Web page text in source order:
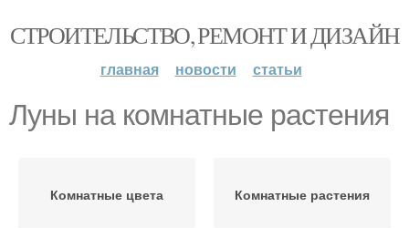
СТРОИТЕЛЬСТВО, РЕМОНТ И ДИЗАЙН
главная новости статьи
Луны на комнатные растения
Комнатные цвета Комнатные растения